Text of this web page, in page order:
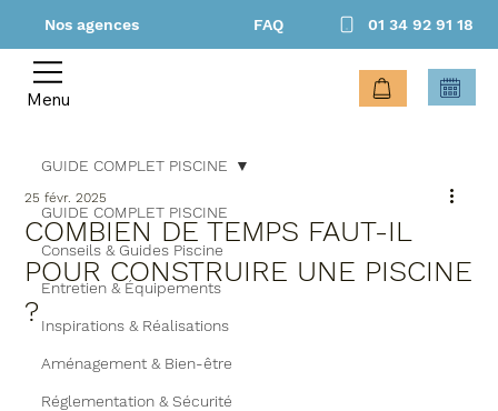
Nos agences FAQ 01 34 92 91 18
Menu
GUIDE COMPLET PISCINE
Conseils & Guides Piscine
Entretien & Équipements
Inspirations & Réalisations
Aménagement & Bien-être
Réglementation & Sécurité
GUIDE COMPLET PISCINE
COMBIEN DE TEMPS FAUT-IL
POUR CONSTRUIRE UNE PISCINE
?
25 févr. 2025